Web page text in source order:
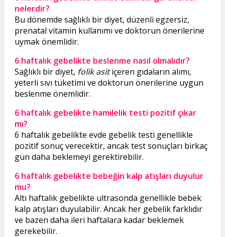
nelerdir?
Bu dönemde sağlıklı bir diyet, düzenli egzersiz,
prenatal vitamin kullanımı ve doktorun önerilerine
uymak önemlidir.
6 haftalık gebelikte beslenme nasıl olmalıdır?
Sağlıklı bir diyet, folik asitiçeren gıdaların alımı,
yeterli sıvı tüketimi ve doktorun önerilerine uygun
beslenme önemlidir.
6 haftalık gebelikte hamilelik testi pozitif çıkar
mı?
6 haftalık gebelikte evde gebelik testi genellikle
pozitif sonuç verecektir, ancak test sonuçları birkaç
gün daha beklemeyi gerektirebilir.
6 haftalık gebelikte bebeğin kalp atışları duyulur
mu?
Altı haftalık gebelikte ultrasonda genellikle bebek
kalp atışları duyulabilir. Ancak her gebelik farklıdır
ve bazen daha ileri haftalara kadar beklemek
gerekebilir.